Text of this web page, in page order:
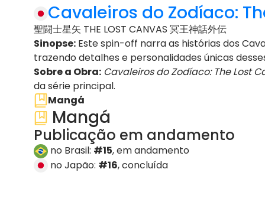
Cavaleiros do Zodíaco:
聖闘士星矢 THE LOST CANVAS 冥王神話外伝
Sinopse: Este spin-off narra as histórias dos
trazendo detalhes e personalidades únicas
Sobre a Obra: Cavaleiros do Zodíaco: The Lost
da série principal.
Mangá
Mangá
Publicação em andamento
no Brasil: #15, em andamento
no Japão: #16, concluída